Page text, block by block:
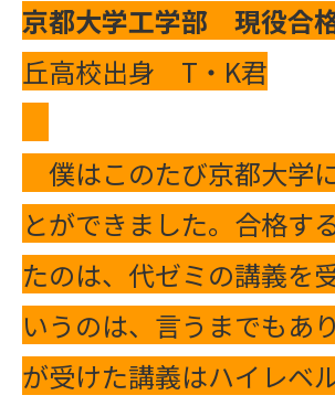
京都大学工学部 現役合
丘高校出身 T・K君
僕はこのたび京都大学
とができました。合格す
たのは、代ゼミの講義を
いうのは、言うまでもあ
が受けた講義はハイレベ